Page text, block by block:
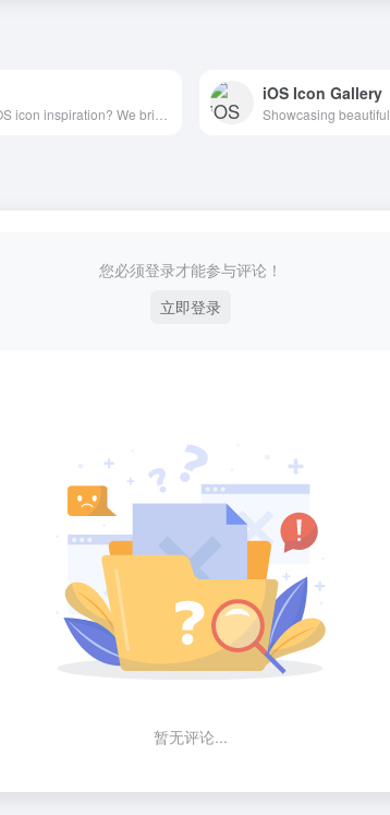
iOS Icon Gallery
您必须登录才能参与评论！
立即登录
暂无评论...